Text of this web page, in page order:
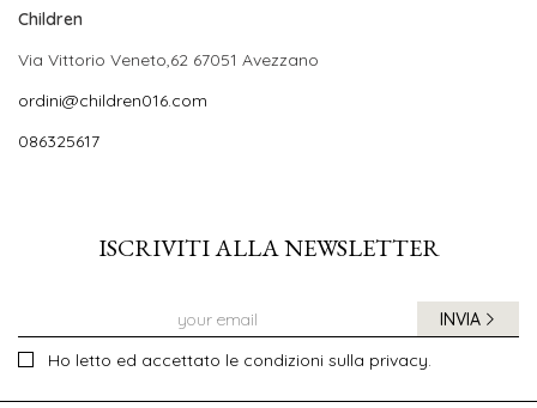
Children
Via Vittorio Veneto,62 67051 Avezzano
ordini@children016.com
086325617
ISCRIVITI ALLA NEWSLETTER
Ho letto ed accettato le condizioni sulla privacy.
INVIA